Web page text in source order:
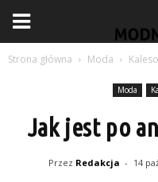
Strona główna Moda
Moda
Jak jest po
Przez Redakcja - 14